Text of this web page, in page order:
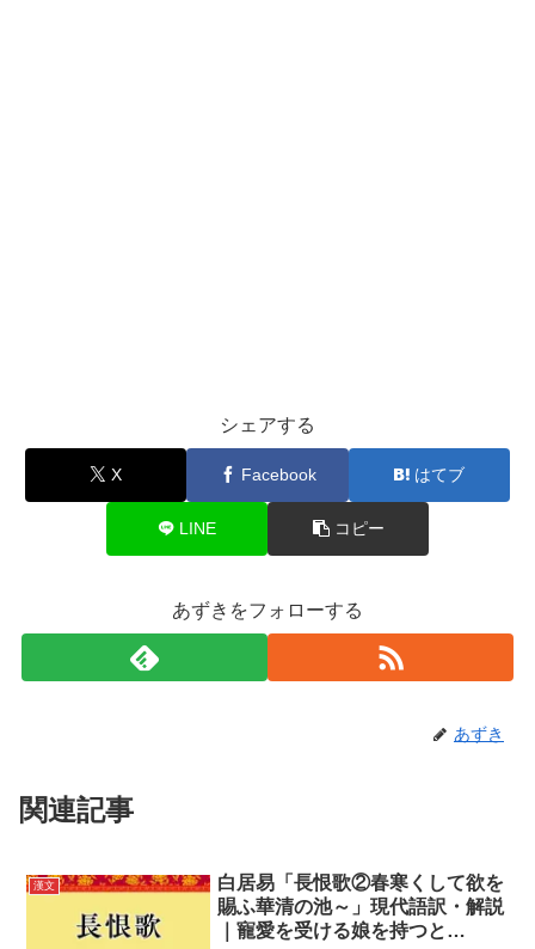
シェアする
X Facebook はてブ
LINE コピー
あずきをフォローする
あずき
関連記事
漢文
白居易「長恨歌②春寒くして欲を
賜ふ華清の池～」現代語訳・解説
｜寵愛を受ける娘を持つと…